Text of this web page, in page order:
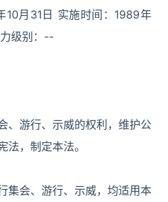
月31日 实施时间：1989年
级别：--
、游行、示威的权利，维护公
，制定本法。
集会、游行、示威，均适用本